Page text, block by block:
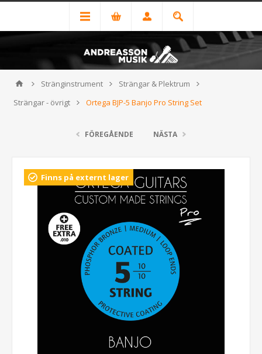
Stränginstrument
Strängar & Plektrum
Strängar - övrigt
Ortega BJP-5 Banjo Pro String Set
FÖREGÅENDE NÄSTA
Finns på externt lager